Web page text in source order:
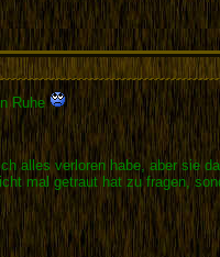
Ruhe
alles verloren habe, aber sie
mal getraut hat zu fragen,